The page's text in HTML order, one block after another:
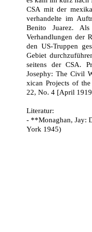
CSA mit der
verhandelte im
Benito Juarez.
Verhandlungen der
den US-Truppen
Gebiet
seitens der CSA.
Josephy: The Civil
xican Projects of
22, No. 4 [April
Literatur:
- **Monaghan, Jay:
York 1945)